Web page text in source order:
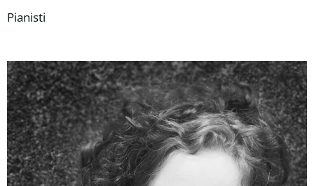
Pianisti